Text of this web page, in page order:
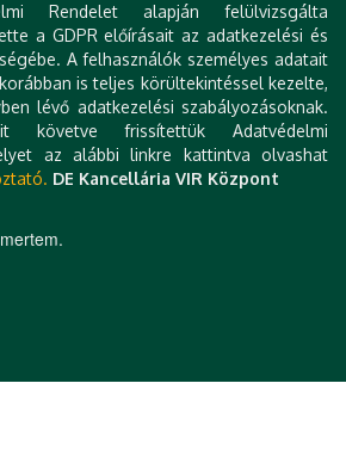
Rendelet alapján felülvizsgálta
a GDPR előírásait az adatkezelési és
A felhasználók személyes adatait
is teljes körültekintéssel kezelte,
lévő adatkezelési szabályozásoknak.
követve frissítettük Adatvédelmi
az alábbi linkre kattintva olvashat
DE Kancellária VIR Központ